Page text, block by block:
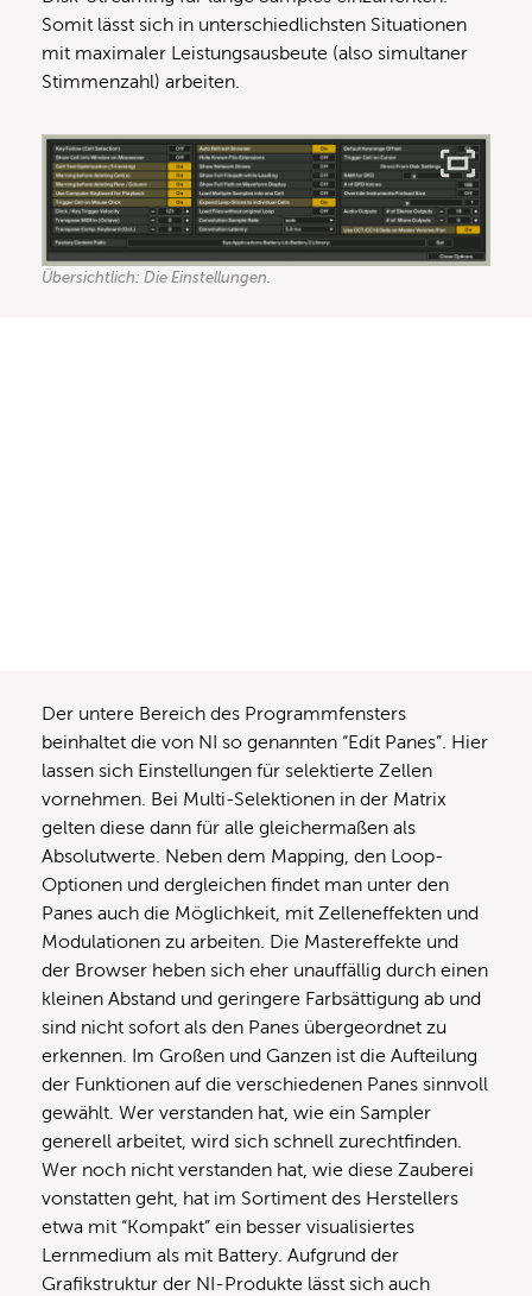
Somit lässt sich in unterschiedlichsten Situationen
mit maximaler Leistungsausbeute (also simultaner
Stimmenzahl) arbeiten.
Übersichtlich: Die Einstellungen.
Der untere Bereich des Programmfensters
beinhaltet die von NI so genannten “Edit Panes”. Hier
lassen sich Einstellungen für selektierte Zellen
vornehmen. Bei Multi-Selektionen in der Matrix
gelten diese dann für alle gleichermaßen als
Absolutwerte. Neben dem Mapping, den Loop-
Optionen und dergleichen findet man unter den
Panes auch die Möglichkeit, mit Zelleneffekten und
Modulationen zu arbeiten. Die Mastereffekte und
der Browser heben sich eher unauffällig durch einen
kleinen Abstand und geringere Farbsättigung ab und
sind nicht sofort als den Panes übergeordnet zu
erkennen. Im Großen und Ganzen ist die Aufteilung
der Funktionen auf die verschiedenen Panes sinnvoll
gewählt. Wer verstanden hat, wie ein Sampler
generell arbeitet, wird sich schnell zurechtfinden.
Wer noch nicht verstanden hat, wie diese Zauberei
vonstatten geht, hat im Sortiment des Herstellers
etwa mit “Kompakt” ein besser visualisiertes
Lernmedium als mit Battery. Aufgrund der
Grafikstruktur der NI-Produkte lässt sich auch